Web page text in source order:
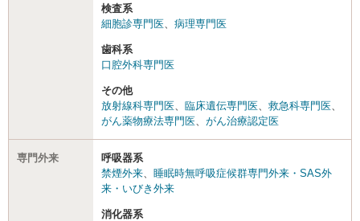
検査系
細胞診専門医、 病理専門医
歯科系
口腔外科専門医
その他
放射線科専門医、 臨床遺伝専門医、 救急科専門医、
がん薬物療法専門医、 がん治療認定医
専門外来
呼吸器系
禁煙外来、 睡眠時無呼吸症候群専門外来・SAS外
来・いびき外来
消化器系